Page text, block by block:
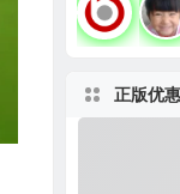
正版优惠